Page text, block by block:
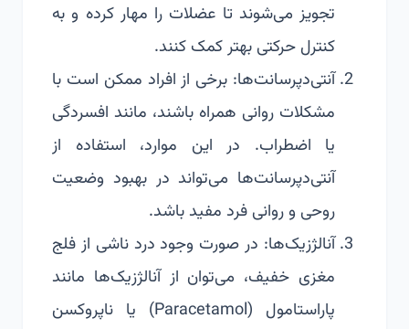
تجویز می‌شوند تا عضلات را مهار کرده و به
کنترل حرکتی بهتر کمک کنند.
آنتی‌دپرسانت‌ها: برخی از افراد ممکن است با
مشکلات روانی همراه باشند، مانند افسردگی
یا اضطراب. در این موارد، استفاده از
آنتی‌دپرسانت‌ها می‌تواند در بهبود وضعیت
روحی و روانی فرد مفید باشد.
آنالژزیک‌ها: در صورت وجود درد ناشی از فلج
مغزی خفیف، می‌توان از آنالژزیک‌ها مانند
پاراستامول (Paracetamol) یا ناپروکسن